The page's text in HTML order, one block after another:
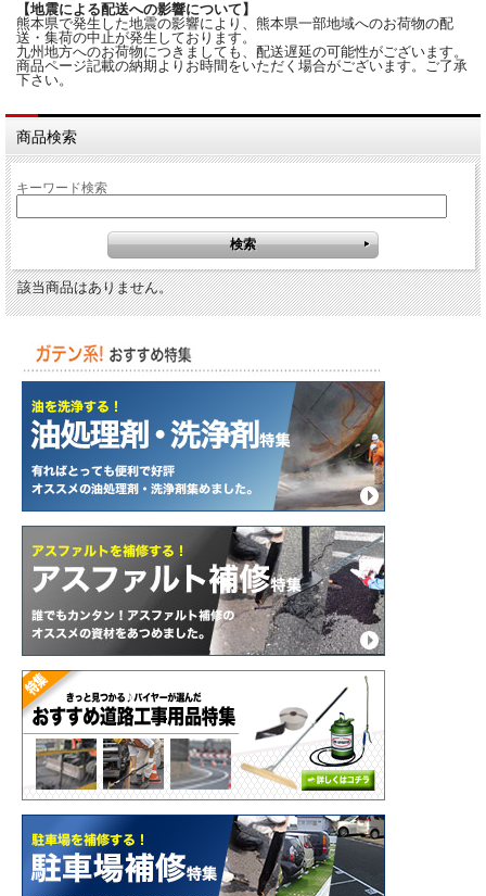
【地震による配送への影響について】
熊本県で発生した地震の影響により、熊本県一部地域へのお荷物の配
送・集荷の中止が発生しております。
九州地方へのお荷物につきましても、配送遅延の可能性がございます。
商品ページ記載の納期よりお時間をいただく場合がございます。ご了承
下さい。
商品検索
キーワード検索
該当商品はありません。